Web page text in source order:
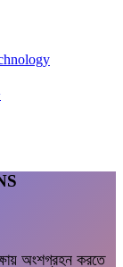
অংশগ্রহন করতে